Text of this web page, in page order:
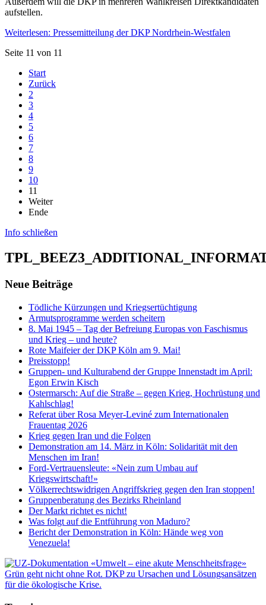
aufstellen.
Weiterlesen: Pressemitteilung der DKP Nordrhein-Westfalen
Seite 11 von 11
Start
Zurück
2
3
4
5
6
7
8
9
10
11
Weiter
Ende
Info schließen
Neue Beiträge
Tödliche Kürzungen und Kriegsertüchtigung
Armutsprogramme werden scheitern
8. Mai 1945 – Tag der Befreiung Europas von Faschismus
und Krieg – und heute?
Rote Maifeier der DKP Köln am 9. Mai!
Preisstopp!
Gruppen- und Kulturabend der Gruppe Innenstadt im April:
Egon Erwin Kisch
Ostermarsch: Auf die Straße – gegen Krieg, Hochrüstung und
Kahlschlag!
Referat über Rosa Meyer-Leviné zum Internationalen
Frauentag 2026
Krieg gegen Iran und die Folgen
Demonstration am 14. März in Köln: Solidarität mit den
Menschen im Iran!
Ford-Vertrauensleute: «Nein zum Umbau auf
Kriegswirtschaft!»
Völkerrechtswidrigen Angriffskrieg gegen den Iran stoppen!
Gruppenberatung des Bezirks Rheinland
Der Markt richtet es nicht!
Was folgt auf die Entführung von Maduro?
Bericht der Demonstration in Köln: Hände weg von
Venezuela!